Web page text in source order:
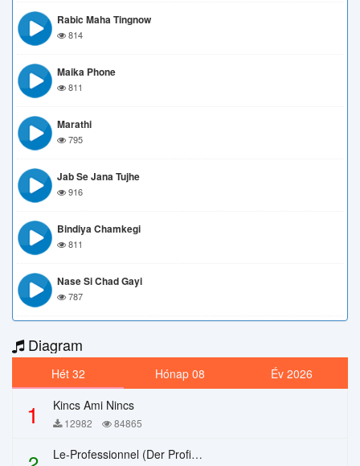
Rabic Maha Tingnow
814
Maika Phone
811
Marathi
795
Jab Se Jana Tujhe
916
Bindiya Chamkegi
811
Nase Si Chad Gayi
787
Diagram
Hét 32 Hónap 08 Év 2026
1 Kincs Ami Nincs
12982 84865
Le-Professionnel (Der Profi) – Chi Mai